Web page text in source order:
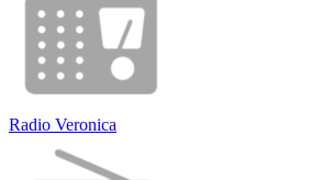
Radio Veronica